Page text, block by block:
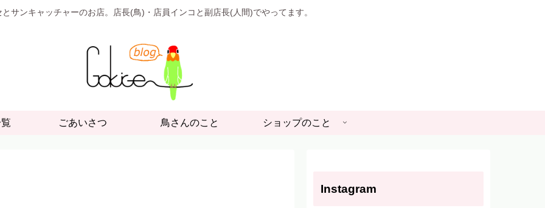
サンキャッチャーのお店。店長(鳥)・店員インコと副店長(人間)でやってます。
ごあいさつ 鳥さんのこと ショップのこと
Instagram